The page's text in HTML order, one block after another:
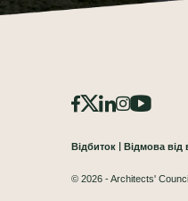
Відбиток Відмова від
© 2026 - Architects'